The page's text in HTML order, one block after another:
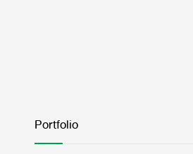
Portfolio